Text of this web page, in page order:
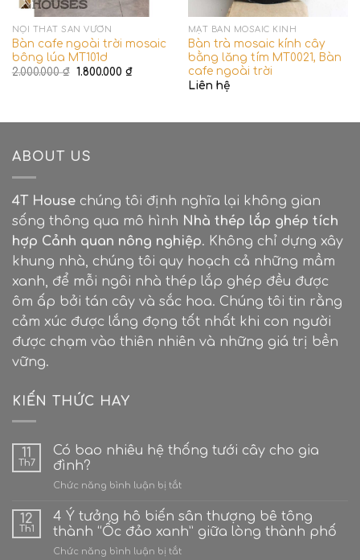
Màu sắc: Màu đen sơn tĩnh điện
Bảo hành: 12 Tháng
: Mặt chữ nhật 60-80 cm x
nhận đơn khi quý khách mua mặt bàn tại 4T
Houses. Đơn giá trên chỉ mang tính chất tham
khảo. Khách hàng cần báo giá chính xác xin liên
hệ lại với chúng tôi.
NỘI THẤT SÂN VƯỜN
Bàn cafe ngoài trời mosaic
bông lúa MT101d
2.000.000₫ Giá
1.800.000 ₫Giá
MẶT BÀN MOSAIC KÍNH
Bàn trà mosaic kính cây
bằng lăng tím MT0021, Bàn
cafe ngoài trời
Liên hệ
ABOUT US
4T House chúng tôi định nghĩa lại không gian
sống thông qua mô hình Nhà thép lắp ghép tích
hợp Cảnh quan nông nghiệp. Không chỉ dựng xây
khung nhà, chúng tôi quy hoạch cả những mầm
xanh, để mỗi ngôi nhà thép lắp ghép đều được
ôm ấp bởi tán cây và sắc hoa. Chúng tôi tin rằng
cảm xúc được lắng đọng tốt nhất khi con người
được chạm vào thiên nhiên và những giá trị bền
vững.
KIẾN THỨC HAY
11
Th7
Có bao nhiêu hệ thống tưới cây cho gia
đình?
Chức năng bình luận bị tắtở
bao
nhiêu
hệ
thống
12
Th1
4 Ý tưởng hô biến sân thượng bê tông
thành “Ốc đảo xanh” giữa lòng thành phố
Chức năng bình luận bị tắtở